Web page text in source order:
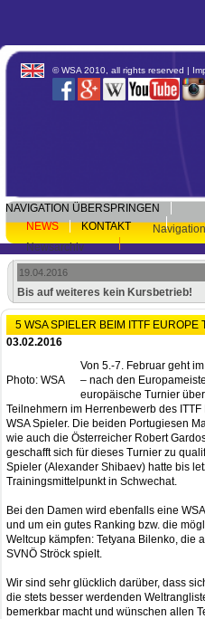
© WSA 2010, all rights reserved |
NAVIGATION ÜBERSPRINGEN
NEWS
KONTAKT
Newsarchiv
19.04.2016
Bis auf weiteres kein Kursbetrieb!
5 WSA SPIELER BEIM ITTF EUROPE
03.02.2016
Photo: WSA
Von 5.-7. Februar geht
– nach den
europäische Turnier
Teilnehmern im Herrenbewerb des
WSA Spieler. Die beiden Portugiesen
wie auch die Österreicher Robert
geschafft sich für dieses Turnier zu
Spieler (Alexander Shibaev) hatte bis
Trainingsmittelpunkt in Schwechat.
Bei den Damen wird ebenfalls eine
und um ein gutes Ranking bzw. die
Weltcup kämpfen: Tetyana Bilenko, die
SVNÖ Ströck spielt.
Wir sind sehr glücklich darüber, dass
die stets besser werdenden
bemerkbar macht und wünschen allen